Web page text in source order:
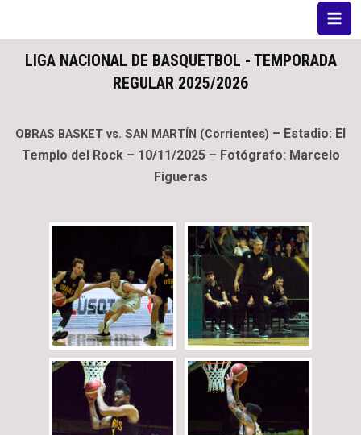
LIGA NACIONAL DE BASQUETBOL - TEMPORADA
REGULAR 2025/2026
OBRAS BASKET vs. SAN MARTÍN (Corrientes) – Estadio: El
Templo del Rock – 10/11/2025 – Fotógrafo: Marcelo
Figueras